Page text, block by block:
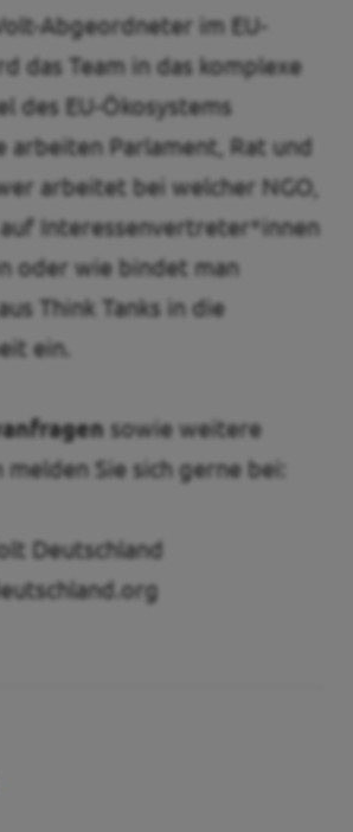
Abgeordneter im EU-
das Team in das komplexe
des EU-Ökosystems
arbeiten Parlament, Rat und
arbeitet bei welcher NGO,
Interessenvertreter*innen
oder wie bindet man
Think Tanks in die
ein.
sowie weitere
Sie sich gerne bei:
Deutschland